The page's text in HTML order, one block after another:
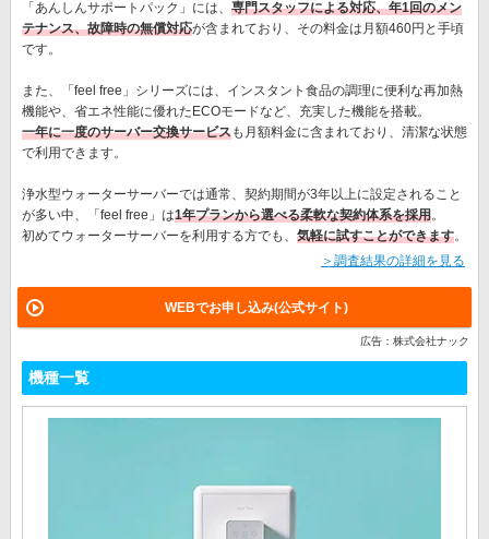
「あんしんサポートパック」には、 専門スタッフによる対応、年1回のメン
テナンス、故障時の無償対応が含まれており、その料金は月額460円と手頃
です。
また、「feel free」シリーズには、インスタント食品の調理に便利な再加熱
機能や、省エネ性能に優れたECOモードなど、充実した機能を搭載。
一年に一度のサーバー交換サービスも月額料金に含まれており、清潔な状態
で利用できます。
浄水型ウォーターサーバーでは通常、契約期間が3年以上に設定されること
が多い中、「feel free」は1年プランから選べる柔軟な契約体系を採用。
初めてウォーターサーバーを利用する方でも、 気軽に試すことができます。
＞調査結果の詳細を見る
WEBでお申し込み(公式サイト)
広告：株式会社ナック
機種一覧